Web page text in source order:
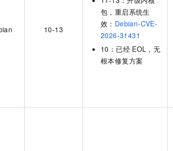
10-13
包，重启系统生
效： Debian-CVE-
2026-31431
10：已经 EOL，无
根本修复方案